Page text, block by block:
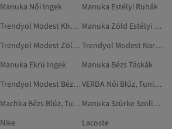
Manuka Női Ingek
Manuka Estélyi Ruhák
Trendyol Modest Khaki Blúz, Tunika És Korszázs
Manuka Zöld Estélyi Ruhák
Trendyol Modest Zöld Blúz, Tunika És Korszázs
Trendyol Modest Narancs Blúz, Tunika És Korszázs
Manuka Ekrü Ingek
Manuka Bézs Táskák
Trendyol Modest Bézs Blúz, Tunika És Korszázs
VERDA Női Blúz, Tunika És Korszázs
Machka Bézs Blúz, Tunika És Korszázs
Manuka Szürke Szolid Pólók
Nike
Lacoste